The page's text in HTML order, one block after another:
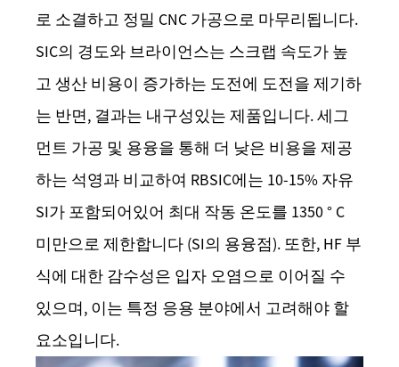
로 소결하고 정밀 CNC 가공으로 마무리됩니다.
SIC의 경도와 브라이언스는 스크랩 속도가 높
고 생산 비용이 증가하는 도전에 도전을 제기하
는 반면, 결과는 내구성있는 제품입니다. 세그
먼트 가공 및 용융을 통해 더 낮은 비용을 제공
하는 석영과 비교하여 RBSIC에는 10-15% 자유
SI가 포함되어있어 최대 작동 온도를 1350 ° C
미만으로 제한합니다 (SI의 용융점). 또한, HF 부
식에 대한 감수성은 입자 오염으로 이어질 수
있으며, 이는 특정 응용 분야에서 고려해야 할
요소입니다.